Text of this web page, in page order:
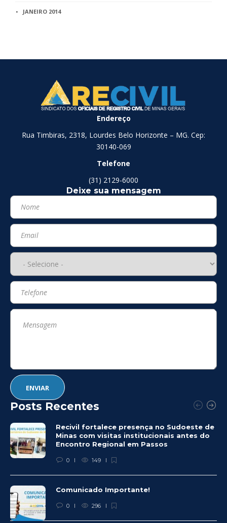
JANEIRO 2014
Endereço
Rua Timbiras, 2318, Lourdes Belo Horizonte – MG. Cep:
30140-069
Telefone
(31) 2129-6000
Deixe sua mensagem
Posts Recentes
Recivil fortalece presença no Sudoeste de
Minas com visitas institucionais antes do
Encontro Regional em Passos
0 149
Comunicado Importante!
0 296